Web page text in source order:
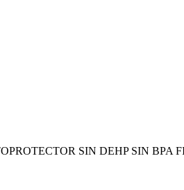
SIN DEHP SIN BPA